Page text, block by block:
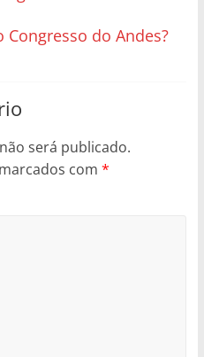
do Andes?
será publicado.
com *